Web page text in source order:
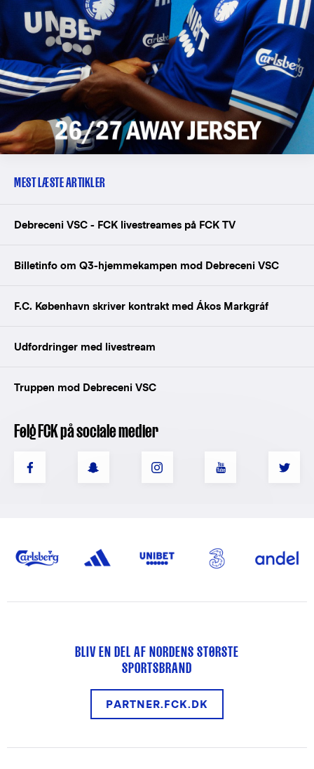
MEST LÆSTE ARTIKLER
Debreceni VSC - FCK livestreames på FCK TV
Billetinfo om Q3-hjemmekampen mod Debreceni VSC
F.C. København skriver kontrakt med Ákos Markgráf
Udfordringer med livestream
Truppen mod Debreceni VSC
Følg FCK på sociale medier
BLIV EN DEL AF NORDENS STØRSTE
SPORTSBRAND
PARTNER.FCK.DK